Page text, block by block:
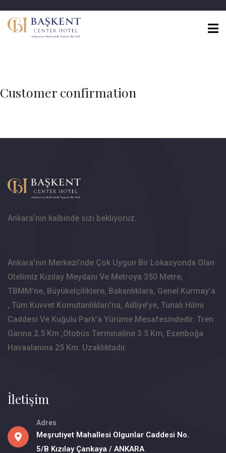
Customer confirmation
Ankara’nın kalbinde sizi bekliyoruz.
Ankara’nın Merkezi’nde Çok Uygun Bir Lokasyonda Olan
Otelimiz Kızılay Meydanı Ve Metroya 350 Metre,
TBMM’ne, Büyükelçiliklere, Bakanlıklara, Genel Kurmay’a
, Tüm Kuvvet Komutanlıkları’na, Adliye’ye, Tunalı Hilmi
Caddesi Ve Kuğulu Park’a Yürüme Mesafesindedir. Tren
Garına 2.5 Km ,Otobüs Terminaline 3.5 Km, Esenboğa
Havaalanına 25 Km. Uzaklıktadır.
İletişim
Adres
Meşrutiyet Mahallesi Olgunlar Caddesi No.
5/B Kızılay Çankaya / ANKARA